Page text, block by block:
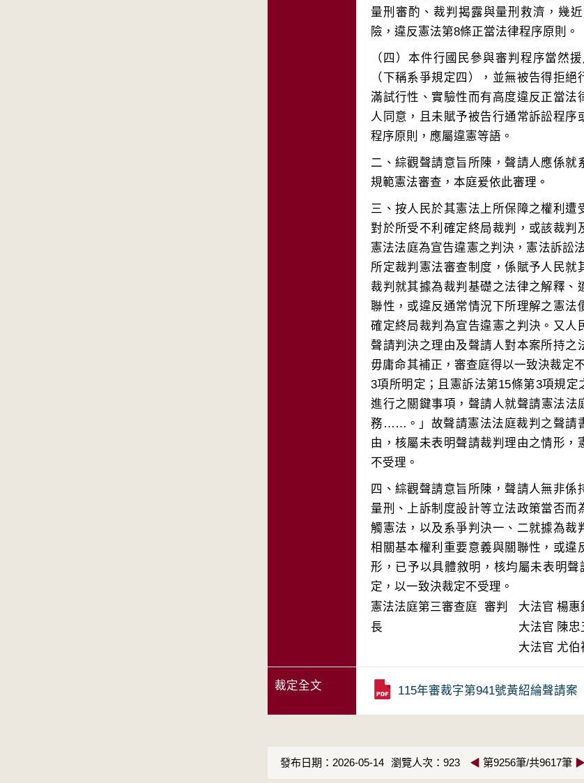
量刑審酌、裁判揭露與量刑救濟，幾
（四）本件行國民參與審判程序當然
（下稱系爭規定四），並無被告得拒
滿試行性、實驗性而有高度違反正當
人同意，且未賦予被告行通常訴訟程
二、綜觀聲請意旨所陳，聲請人應係
三、按人民於其憲法上所保障之權利遭
對於所受不利確定終局裁判，或該裁
憲法法庭為宣告違憲之判決，憲法訴訟
所定裁判憲法審查制度，係賦予人民
裁判就其據為裁判基礎之法律之解釋、
聯性，或違反通常情況下所理解之憲
確定終局裁判為宣告違憲之判決。又
聲請判決之理由及聲請人對本案所持之
毋庸命其補正，審查庭得以一致決裁定
3項所明定；且憲訴法第15條第3項規
進行之關鍵事項，聲請人就聲請憲法
務……。」故聲請憲法法庭裁判之聲請
由，核屬未表明聲請裁判理由之情形
四、綜觀聲請意旨所陳，聲請人無非係
量刑、上訴制度設計等立法政策當否
觸憲法，以及系爭判決一、二就據為
相關基本權利重要意義與關聯性，或
形，已予以具體敘明，核均屬未表明
定，以一致決裁定不受理。
憲法法庭第三審查庭 審判
長
大法官 楊惠
大法官 陳忠
大法官 尤伯
裁定全文 115年審裁字第941號黃紹綸聲請案
發布日期：2026-05-14 瀏覽人次：923 ◀ 第9256筆/共9617筆 ▶